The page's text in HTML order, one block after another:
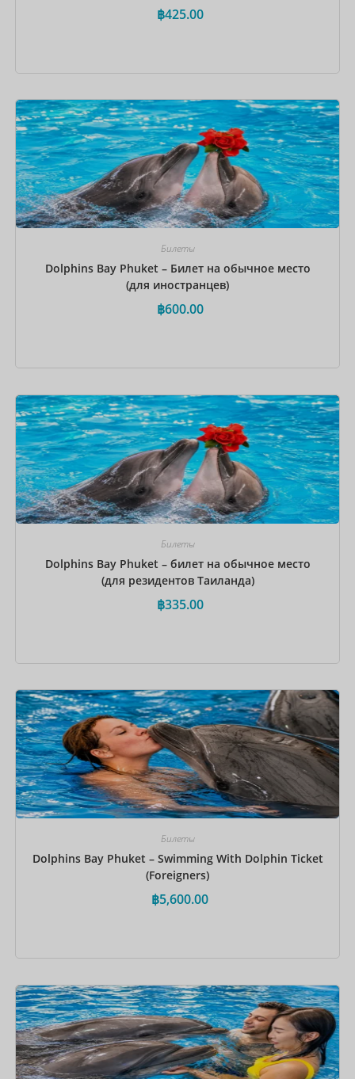
฿425.00
Забронировать сейчас
Билеты
Dolphins Bay Phuket – Билет на обычное место
(для иностранцев)
฿600.00
Забронировать сейчас
Билеты
Dolphins Bay Phuket – билет на обычное место
(для резидентов Таиланда)
฿335.00
Забронировать сейчас
Билеты
Dolphins Bay Phuket – Swimming With Dolphin Ticket
(Foreigners)
฿5,600.00
Забронировать сейчас